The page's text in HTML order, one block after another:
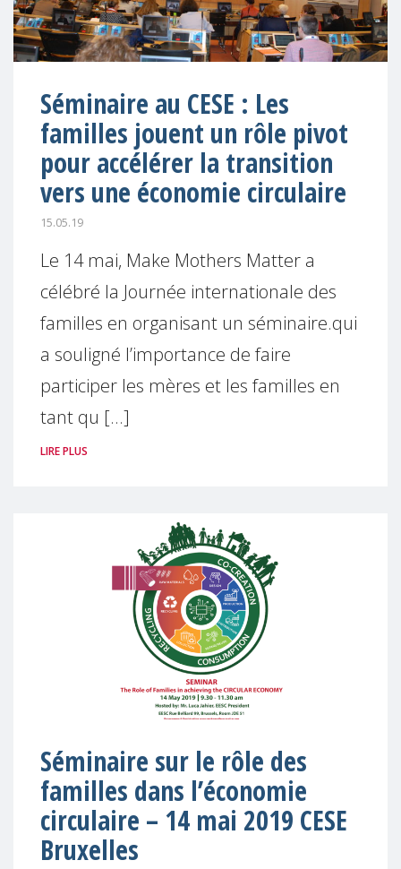
Séminaire au CESE : Les
familles jouent un rôle pivot
pour accélérer la transition
vers une économie circulaire
15.05.19
Le 14 mai, Make Mothers Matter a
célébré la Journée internationale des
familles en organisant un séminaire.qui
a souligné l’importance de faire
participer les mères et les familles en
tant qu [...]
LIRE PLUS
Séminaire sur le rôle des
familles dans l’économie
circulaire – 14 mai 2019 CESE
Bruxelles